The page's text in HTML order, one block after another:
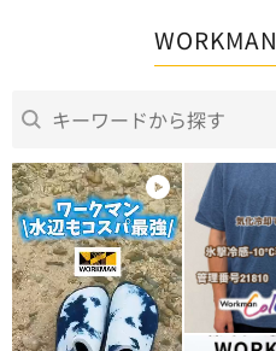
WORKMAN